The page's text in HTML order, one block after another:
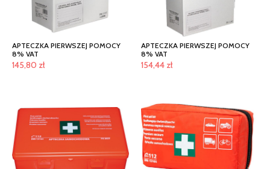
APTECZKA PIERWSZEJ POMOCY
8% VAT
145,80 zł
APTECZKA PIERWSZEJ POMOCY
8% VAT
154,44 zł